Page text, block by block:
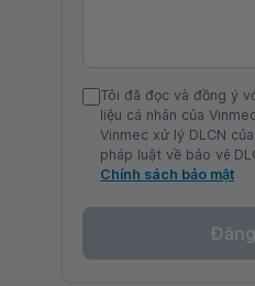
Tôi đã đọc và đồng ý
liệu cá nhân của
Vinmec xử lý DLCN
pháp luật về bảo vệ
Chính sách bảo mật